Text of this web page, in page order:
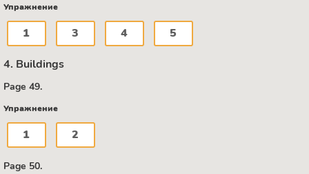
Упражнение
1 3 4 5
4. Buildings
Page 49.
Упражнение
1 2
Page 50.